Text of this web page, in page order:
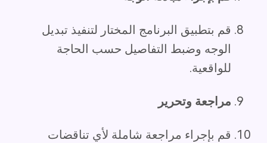
قم بتطبيق البرنامج المختار لتنفيذ تبديل
الوجه وضبط التفاصيل حسب الحاجة
للواقعية.
مراجعة وتحرير
قم بإجراء مراجعة شاملة لأي تناقضات